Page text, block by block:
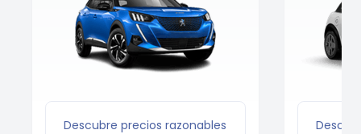
Descubre precios razonables